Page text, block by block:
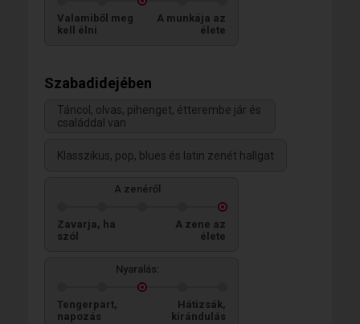
Valamiből meg
kell élni
A munkája az
élete
Szabadidejében
Táncol, olvas, pihenget, étterembe jár és
családdal van
Klasszikus, pop, blues és latin zenét hallgat
A zenéről
Zavarja, ha
szól
A zene az
élete
Nyaralás:
Tengerpart,
napozás
Hátizsák,
kirándulás